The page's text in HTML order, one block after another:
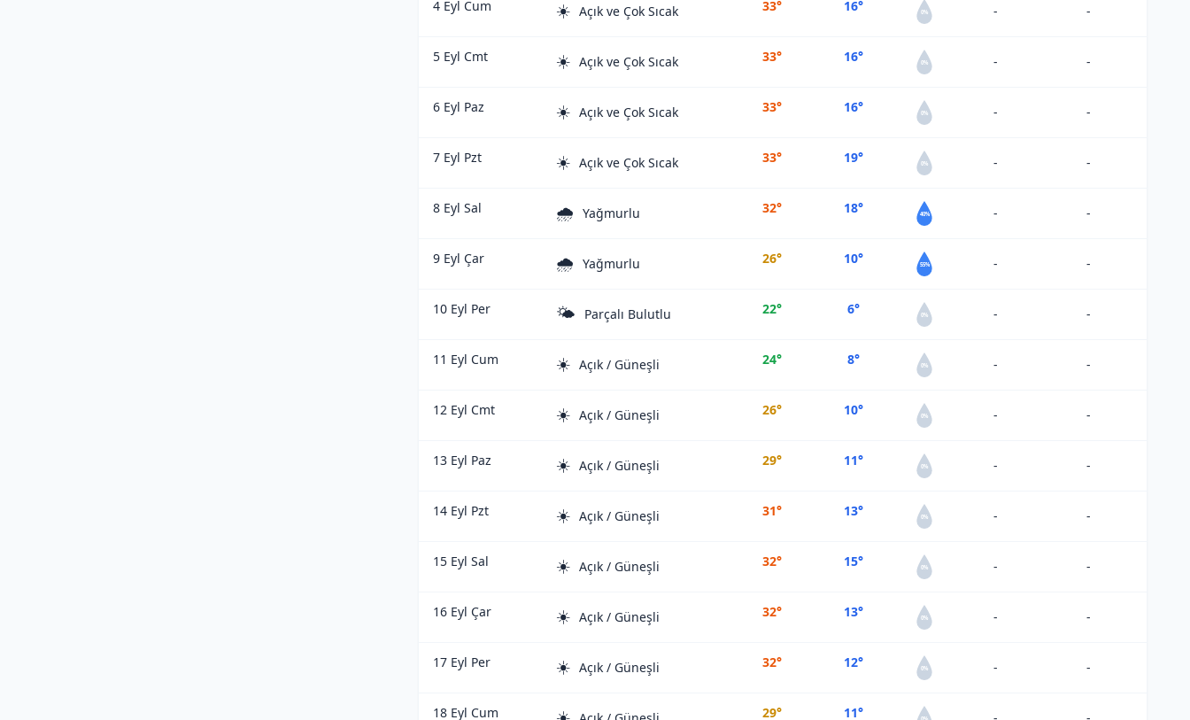
4 Eyl Cum ☀️ Açık ve Çok Sıcak 33° 16° 0% - -
5 Eyl Cmt ☀️ Açık ve Çok Sıcak 33° 16° 0% - -
6 Eyl Paz ☀️ Açık ve Çok Sıcak 33° 16° 0% - -
7 Eyl Pzt ☀️ Açık ve Çok Sıcak 33° 19° 0% - -
8 Eyl Sal 🌧️ Yağmurlu 32° 18° 40% - -
9 Eyl Çar 🌧️ Yağmurlu 26° 10° 55% - -
10 Eyl Per 🌤️ Parçalı Bulutlu 22° 6° 0% - -
11 Eyl Cum ☀️ Açık / Güneşli 24° 8° 0% - -
12 Eyl Cmt ☀️ Açık / Güneşli 26° 10° 0% - -
13 Eyl Paz ☀️ Açık / Güneşli 29° 11° 0% - -
14 Eyl Pzt ☀️ Açık / Güneşli 31° 13° 0% - -
15 Eyl Sal ☀️ Açık / Güneşli 32° 15° 0% - -
16 Eyl Çar ☀️ Açık / Güneşli 32° 13° 0% - -
17 Eyl Per ☀️ Açık / Güneşli 32° 12° 0% - -
18 Eyl Cum 29° 11°